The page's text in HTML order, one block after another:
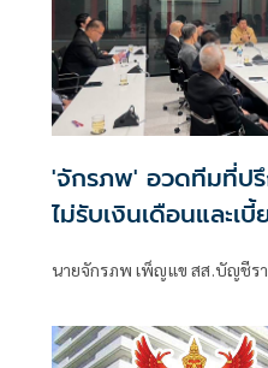
'จักรภพ' อวดทีมที่ป
ไม่รับเงินเดือนและเบี้
นายจักรภพ เพ็ญแข สส.บัญชีร